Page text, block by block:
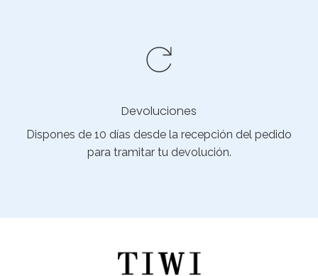
Devoluciones
Dispones de 10 días desde la recepción del pedido
para tramitar tu devolución.